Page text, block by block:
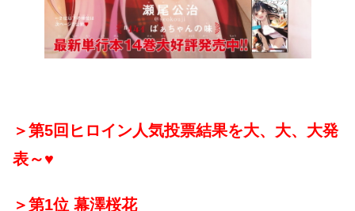
＞第5回ヒロイン人気投票結果を大、大、大発
表～♥
＞第1位 幕澤桜花